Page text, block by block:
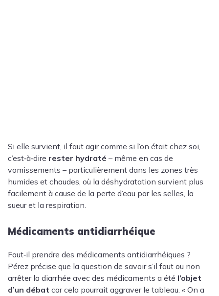
Si elle survient, il faut agir comme si l’on était chez soi,
c’est‑à‑dire rester hydraté – même en cas de
vomissements – particulièrement dans les zones très
humides et chaudes, où la déshydratation survient plus
facilement à cause de la perte d’eau par les selles, la
sueur et la respiration.
Médicaments antidiarrhéique
Faut‑il prendre des médicaments antidiarrhéiques ?
Pérez précise que la question de savoir s’il faut ou non
arrêter la diarrhée avec des médicaments a été l’objet
d’un débat car cela pourrait aggraver le tableau. « On a